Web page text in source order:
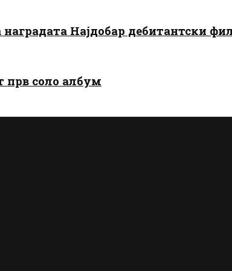
наградата Најдобар дебитантски
прв соло албум